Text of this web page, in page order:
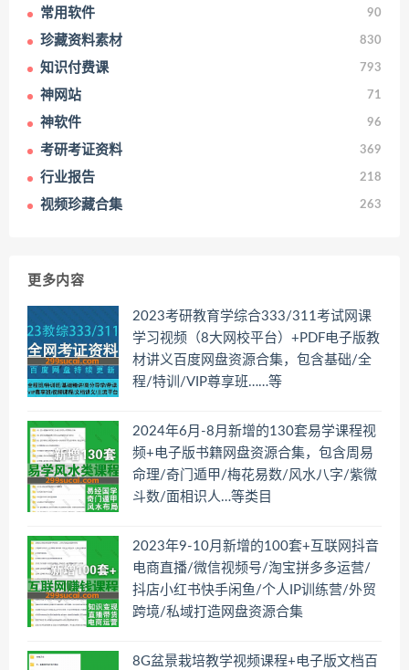
常用软件 90
珍藏资料素材 830
知识付费课 793
神网站 71
神软件 96
考研考证资料 369
行业报告 218
视频珍藏合集 263
更多内容
2023考研教育学综合333/311考试网课
学习视频（8大网校平台）+PDF电子版教
材讲义百度网盘资源合集，包含基础/全
程/特训/VIP尊享班……等
2024年6月-8月新增的130套易学课程视
频+电子版书籍网盘资源合集，包含周易
命理/奇门遁甲/梅花易数/风水八字/紫微
斗数/面相识人…等类目
2023年9-10月新增的100套+互联网抖音
电商直播/微信视频号/淘宝拼多多运营/
抖店小红书快手闲鱼/个人IP训练营/外贸
跨境/私域打造网盘资源合集
8G盆景栽培教学视频课程+电子版文档百